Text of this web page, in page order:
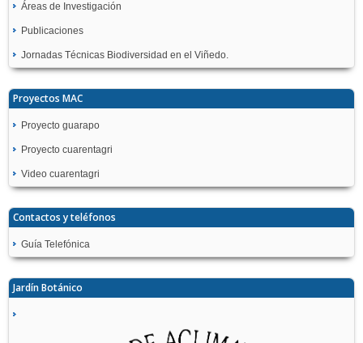
Áreas de Investigación
Publicaciones
Jornadas Técnicas Biodiversidad en el Viñedo.
Proyectos MAC
Proyecto guarapo
Proyecto cuarentagri
Video cuarentagri
Contactos y teléfonos
Guía Telefónica
Jardín Botánico